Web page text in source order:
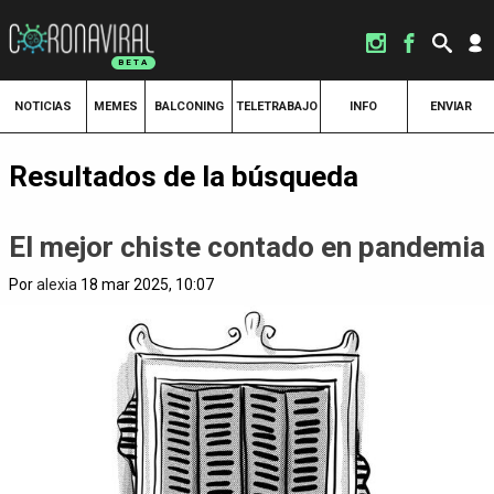
NOTICIAS MEMES BALCONING TELETRABAJO INFO ENVIAR
Resultados de la búsqueda
El mejor chiste contado en pandemia
Poralexia 18 mar 2025, 10:07